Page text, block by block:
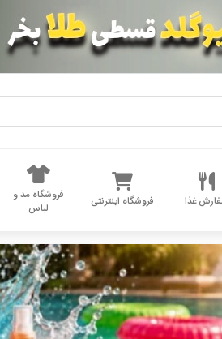
غذا فروشگاه اینترنتی
فروشگاه مد و
لباس